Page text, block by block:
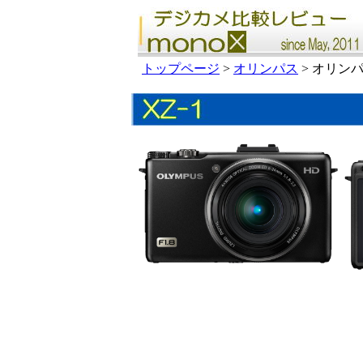
トップページ > オリンパス > オリン